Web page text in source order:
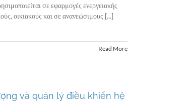
σε εφαρμογές ενεργειακής
οικιακούς και σε ανανεώσιμους [...]
Read More
và quản lý điều khiển hệ